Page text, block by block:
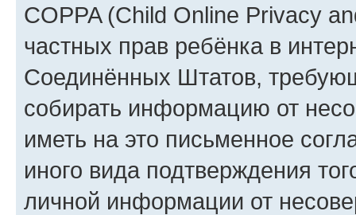
COPPA (Child Online Privacy
частных прав ребёнка в
Соединённых Штатов,
собирать информацию от
иметь на это письменное
иного вида подтверждения
личной информации от